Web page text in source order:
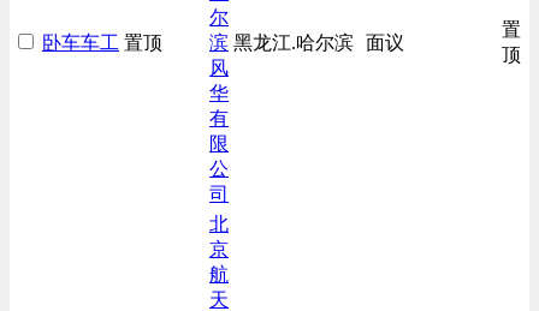
卧车车工 置顶
尔
滨
风
华
有
限
公
司
黑龙江.哈尔滨 面议
置
顶
北
京
航
天